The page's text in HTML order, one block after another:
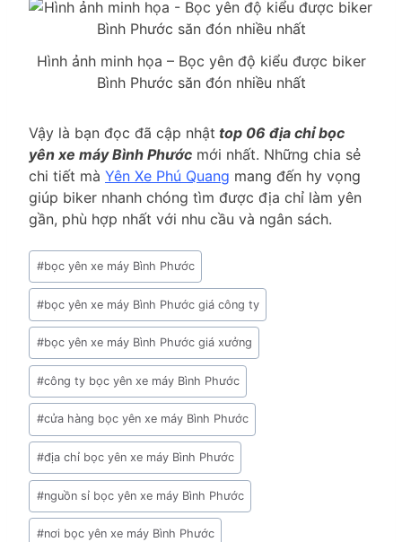
Hình ảnh minh họa – Bọc yên độ kiểu được biker
Bình Phước săn đón nhiều nhất
Vậy là bạn đọc đã cập nhật top 06 địa chỉ bọc
yên xe máy Bình Phước mới nhất. Những chia sẻ
chi tiết mà Yên Xe Phú Quang mang đến hy vọng
giúp biker nhanh chóng tìm được địa chỉ làm yên
gần, phù hợp nhất với nhu cầu và ngân sách.
Post
Tags:
#bọc yên xe máy Bình Phước
#bọc yên xe máy Bình Phước giá công ty
#bọc yên xe máy Bình Phước giá xưởng
#công ty bọc yên xe máy Bình Phước
#cửa hàng bọc yên xe máy Bình Phước
#địa chỉ bọc yên xe máy Bình Phước
#nguồn sỉ bọc yên xe máy Bình Phước
#nơi bọc yên xe máy Bình Phước